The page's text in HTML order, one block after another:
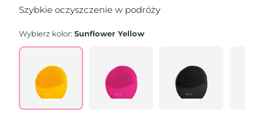
5
stars,
rating
Read
Reviews.
Same
page
Szybkie oczyszczenie w podróży
Wybierz kolor:Sunflower Yellow